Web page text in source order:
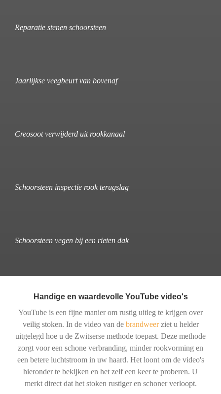
Reparatie stenen schoorsteen
Jaarlijkse veegbeurt van bovenaf
Creosoot verwijderd uit rookkanaal
Schoorsteen inspectie rook terugslag
Schoorsteen vegen bij een rieten dak
Handige en waardevolle YouTube video's
YouTube is een fijne manier om rustig uitleg te krijgen over
veilig stoken. In de video van de brandweerziet u helder
uitgelegd hoe u de Zwitserse methode toepast. Deze methode
zorgt voor een schone verbranding, minder rookvorming en
een betere luchtstroom in uw haard. Het loont om de video's
hieronder te bekijken en het zelf een keer te proberen. U
merkt direct dat het stoken rustiger en schoner verloopt.